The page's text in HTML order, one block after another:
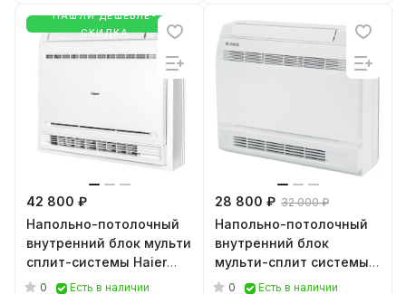
НАШЛИ ДЕШЕВЛЕ-
СКИДКА
42 800 ₽
Напольно-потолочный
внутренний блок мульти
сплит-системы Haier
AF42S2SD1FA
0 Есть в наличии
28 800 ₽ 32 000 ₽
Напольно-потолочный
внутренний блок
мульти-сплит системы
JAX ACQ-FМ18HE (ACT-
0 Есть в наличии